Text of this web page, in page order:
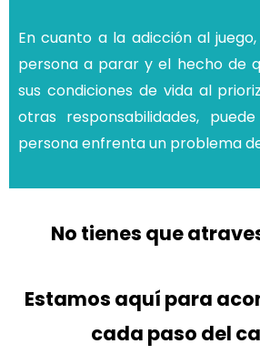
En cuanto a la adicción al
persona a parar y el hecho de
sus condiciones de vida al
otras responsabilidades,
persona enfrenta un problema
No tienes que
Estamos aquí para
cada paso del